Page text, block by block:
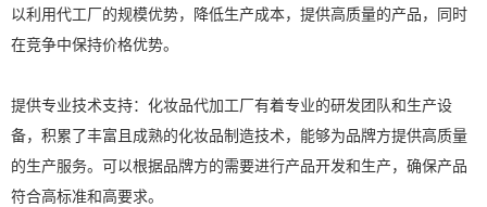
以利用代工厂的规模优势，降低生产成本，提供高质量的产品，同时
在竞争中保持价格优势。
提供专业技术支持：化妆品代加工厂有着专业的研发团队和生产设
备，积累了丰富且成熟的化妆品制造技术，能够为品牌方提供高质量
的生产服务。可以根据品牌方的需要进行产品开发和生产，确保产品
符合高标准和高要求。